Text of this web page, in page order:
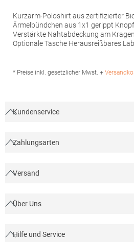
Kurzarm-Poloshirt aus zertifizierter Bio-
Ärmelbündchen aus 1x1 gerippt Knopfleiste mit zwei Knöpfen
Verstärkte Nahtabdeckung am Kragen Seitenschlitze am Saum
Optionale Tasche Herausreißbares LabelPfegehinweis: 40 °C
g/m²Materialzusammensetzung:
Grey: 85% Baumwolle / 15%
* Preise inkl. gesetzlicher Mwst. +
Kundenservice
Zahlungsarten
Versand
Über Uns
Hilfe und Service